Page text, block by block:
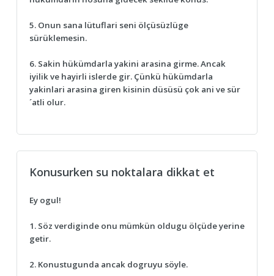
5. Onun sana lütuflari seni ölçüsüzlüge
sürüklemesin.
6. Sakin hükümdarla yakini arasina girme. Ancak
iyilik ve hayirli islerde gir. Çünkü hükümdarla
yakinlari arasina giren kisinin düsüsü çok ani ve sür
´atli olur.
Konusurken su noktalara dikkat et
Ey ogul!
1. Söz verdiginde onu mümkün oldugu ölçüde yerine
getir.
2. Konustugunda ancak dogruyu söyle.